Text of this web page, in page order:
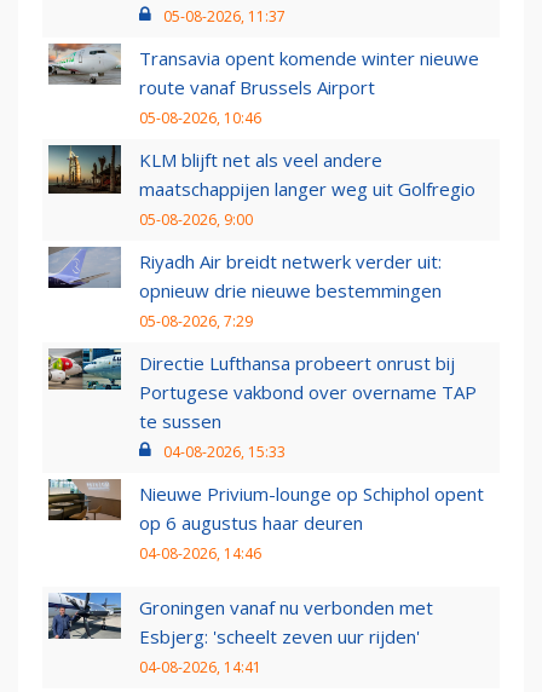
05-08-2026, 11:37
Transavia opent komende winter nieuwe
route vanaf Brussels Airport
05-08-2026, 10:46
KLM blijft net als veel andere
maatschappijen langer weg uit Golfregio
05-08-2026, 9:00
Riyadh Air breidt netwerk verder uit:
opnieuw drie nieuwe bestemmingen
05-08-2026, 7:29
Directie Lufthansa probeert onrust bij
Portugese vakbond over overname TAP
te sussen
04-08-2026, 15:33
Nieuwe Privium-lounge op Schiphol opent
op 6 augustus haar deuren
04-08-2026, 14:46
Groningen vanaf nu verbonden met
Esbjerg: 'scheelt zeven uur rijden'
04-08-2026, 14:41